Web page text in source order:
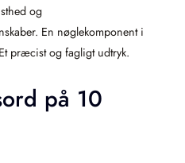
og
En nøglekomponent i
præcist og fagligt udtryk.
på 10